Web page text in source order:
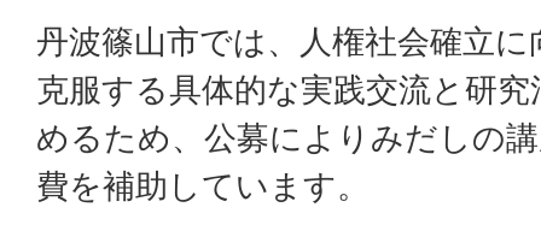
丹波篠山市では、人権社会確立
克服する具体的な実践交流と研
めるため、公募によりみだしの
費を補助しています。